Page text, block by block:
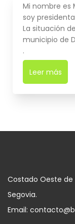
Mi nombre es
soy
La situación
municipio de
.
Leer más
Costado Oeste de
Segovia.
Email: